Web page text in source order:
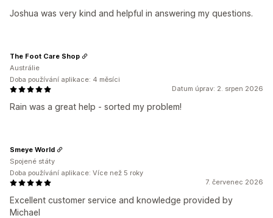
Joshua was very kind and helpful in answering my questions.
Datum úprav: 2. srpen 2026
Rain was a great help - sorted my problem!
The Foot Care Shop
Austrálie
Doba používání aplikace: 4 měsíci
7. červenec 2026
Excellent customer service and knowledge provided by
Michael
Smeye World
Spojené státy
Doba používání aplikace: Více než 5 roky